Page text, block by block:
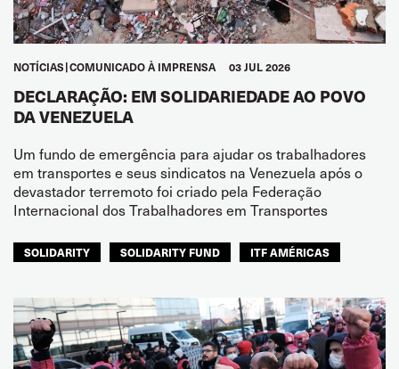
NOTÍCIAS COMUNICADO À IMPRENSA 03 JUL 2026
DECLARAÇÃO: EM SOLIDARIEDADE AO POVO
DA VENEZUELA
Um fundo de emergência para ajudar os trabalhadores
em transportes e seus sindicatos na Venezuela após o
devastador terremoto foi criado pela Federação
Internacional dos Trabalhadores em Transportes
SOLIDARITY SOLIDARITY FUND ITF AMÉRICAS